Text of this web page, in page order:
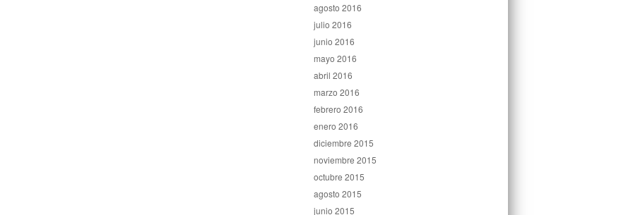
agosto 2016
julio 2016
junio 2016
mayo 2016
abril 2016
marzo 2016
febrero 2016
enero 2016
diciembre 2015
noviembre 2015
octubre 2015
agosto 2015
junio 2015